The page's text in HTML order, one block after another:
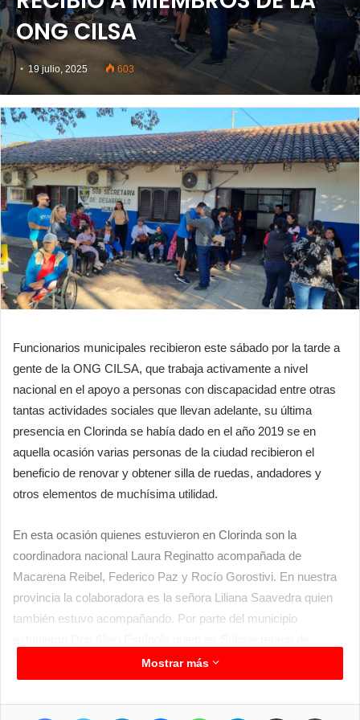
ONG CILSA
19 julio, 2025 603
Funcionarios municipales recibieron este sábado por la tarde a
gente de la ONG CILSA, que trabaja activamente a nivel
nacional en el apoyo a personas con discapacidad entre otras
tantas actividades sociales que llevan adelante, su última
presencia en Clorinda se había dado en el año 2019 se en
aquella ocasión varias personas de la ciudad recibieron el
beneficio de renovar y obtener silla de ruedas, andadores y
otros elementos de muchísima utilidad.
En esta ocasión quienes estuvieron en Clorinda son la
coordinadora nacional Laura Reginatto acompañada de
Macarena Reibel, Federico Paz y Rocío Gorostivi. En nuestra
provincia la colaboradora es la señora Liliana Saavedra quien
también estuvo acompañando. Por parte del municipio
Desarrollo Humano, el Director de Servicios y Asistencia Social
Pedro Penayo que además es coordinador del Consejo
Municipal de Discapacidad, equipo técnico de la oficina de
Mostrar más